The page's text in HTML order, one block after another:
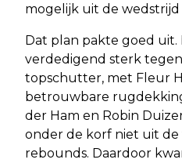
mogelijk uit de
Dat plan pakte goed uit.
verdedigend sterk tegen
topschutter, met Fleur
betrouwbare
der Ham en Robin
onder de korf niet uit de
rebounds. Daardoor